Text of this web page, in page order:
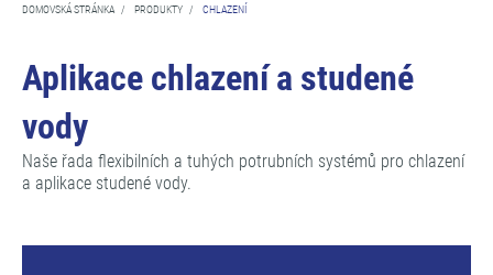
DOMOVSKÁ STRÁNKA / PRODUKTY / CHLAZENÍ
Aplikace chlazení a studené
vody
Naše řada flexibilních a tuhých potrubních systémů pro chlazení
a aplikace studené vody.